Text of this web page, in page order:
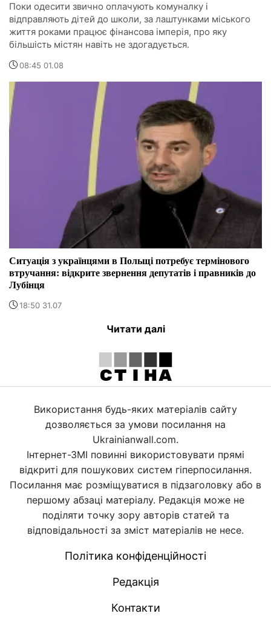
Поки одесити звично оплачують комуналку і
відправляють дітей до школи, за лаштунками міського
життя роками працює фінансова імперія, про яку
більшість містян навіть не здогадується.
08:45 01.08
Ситуація з українцями в Польщі потребує термінового
втручання: відкрите звернення депутатів і правників до
Лубінця
18:50 31.07
Читати далі
Використання будь-яких матеріалів сайту
дозволяється за умови посилання на
Ukrainianwall.com.
Інтернет-ЗМІ повинні використовувати прямі
відкриті для пошукових систем гіперпосилання.
Посилання має розміщуватися в підзаголовку або в
першому абзаці матеріалу. Редакція може не
поділяти точку зору авторів статей та
відповідальності за зміст матеріалів не несе.
Політика конфіденційності
Редакція
Контакти